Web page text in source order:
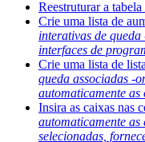
Reestruturar a tabela
Crie uma lista de
interativas de
interfaces de
Crie uma lista de
queda associadas -
automaticamente
Insira as caixas nas
automaticamente as
selecionadas,